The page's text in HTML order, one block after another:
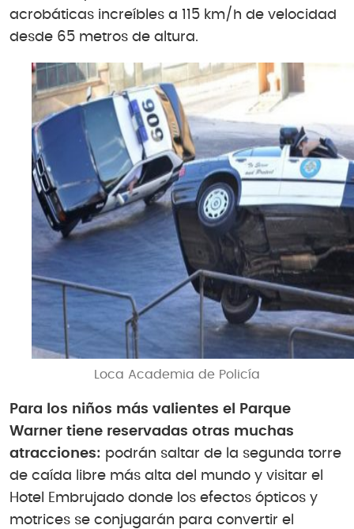
acrobáticas increíbles a 115 km/h de velocidad
desde 65 metros de altura.
Loca Academia de Policía
Para los niños más valientes el Parque
Warner tiene reservadas otras muchas
atracciones: podrán saltar de la segunda torre
de caída libre más alta del mundo y visitar el
Hotel Embrujado donde los efectos ópticos y
motrices se conjugarán para convertir el